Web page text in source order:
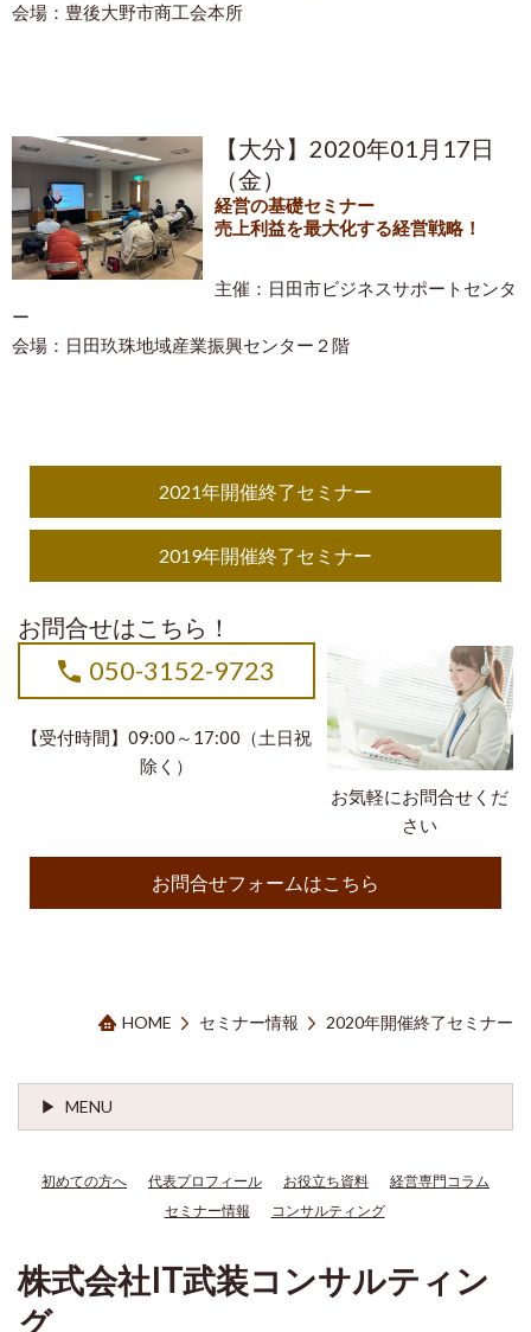
会場：豊後大野市商工会本所
【大分】2020年01月17日
（金）
経営の基礎セミナー
売上利益を最大化する経営戦略！
主催：日田市ビジネスサポートセンタ
ー
会場：日田玖珠地域産業振興センター２階
2021年開催終了セミナー
2019年開催終了セミナー
お問合せはこちら！
お気軽にお問合せくだ
さい
050-3152-9723
【受付時間】09:00～17:00（土日祝
除く）
お問合せフォームはこちら
HOME セミナー情報 2020年開催終了セミナー
MENU
初めての方へ 代表プロフィール お役立ち資料
経営専門コラム
セミナー情報
コンサルティング
株式会社IT武装コンサルティン
グ